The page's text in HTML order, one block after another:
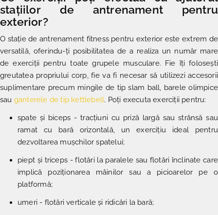
stațiilor de antrenament pentru
exterior?
O stație de antrenament fitness pentru exterior este extrem de
versatilă, oferindu-ți posibilitatea de a realiza un număr mare
de exerciții pentru toate grupele musculare. Fie îți folosești
greutatea propriului corp, fie va fi necesar să utilizezi accesorii
suplimentare precum mingile de tip slam ball, barele olimpice
sau ganterele de tip kettlebell. Poți executa exerciții pentru:
spate și biceps - tracțiuni cu priză largă sau strânsă sau
ramat cu bară orizontală, un exercițiu ideal pentru
dezvoltarea mușchilor spatelui;
piept și triceps - flotări la paralele sau flotări înclinate care
implică poziționarea mâinilor sau a picioarelor pe o
platformă;
umeri - flotări verticale și ridicări la bară;